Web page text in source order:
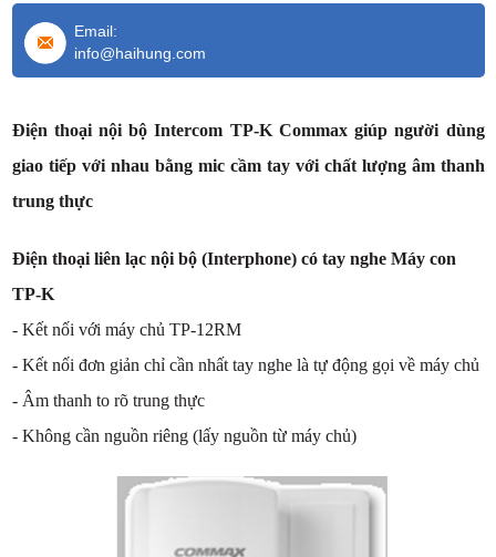
Email:
info@haihung.com
Điện thoại nội bộ Intercom TP-K Commax giúp người dùng
giao tiếp với nhau bằng mic cầm tay với chất lượng âm thanh
trung thực
Điện thoại liên lạc nội bộ (Interphone) có tay nghe Máy con
TP-K
- Kết nối với máy chủ TP-12RM
- Kết nối đơn giản chỉ cần nhất tay nghe là tự động gọi về máy chủ
- Âm thanh to rõ trung thực
- Không cần nguồn riêng (lấy nguồn từ máy chủ)